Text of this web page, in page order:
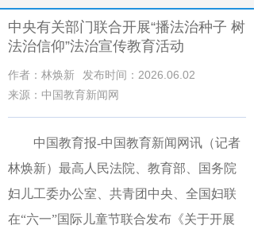
中央有关部门联合开展“播法治种子 树
法治信仰”法治宣传教育活动
作者：林焕新
发布时间：2026.06.02
来源：中国教育新闻网
中国教育报-中国教育新闻网讯（记者
林焕新） 最高人民法院、教育部、国务院
妇儿工委办公室、共青团中央、全国妇联
在“六一”国际儿童节联合发布《关于开展